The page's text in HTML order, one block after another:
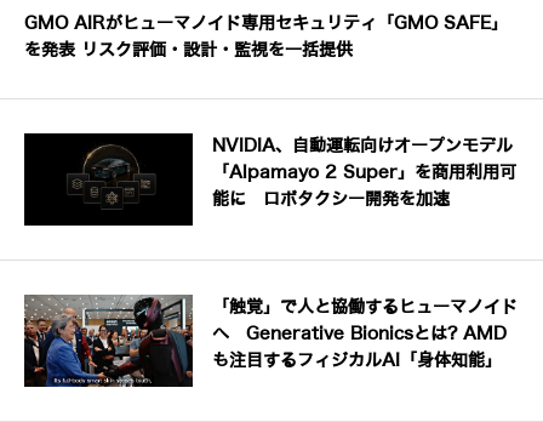
GMO AIRがヒューマノイド専用セキュリティ「GMO SAFE」
を発表 リスク評価・設計・監視を一括提供
NVIDIA、自動運転向けオープンモデル
「Alpamayo 2 Super」を商用利用可
能に ロボタクシー開発を加速
「触覚」で人と協働するヒューマノイド
へ Generative Bionicsとは? AMD
も注目するフィジカルAI「身体知能」